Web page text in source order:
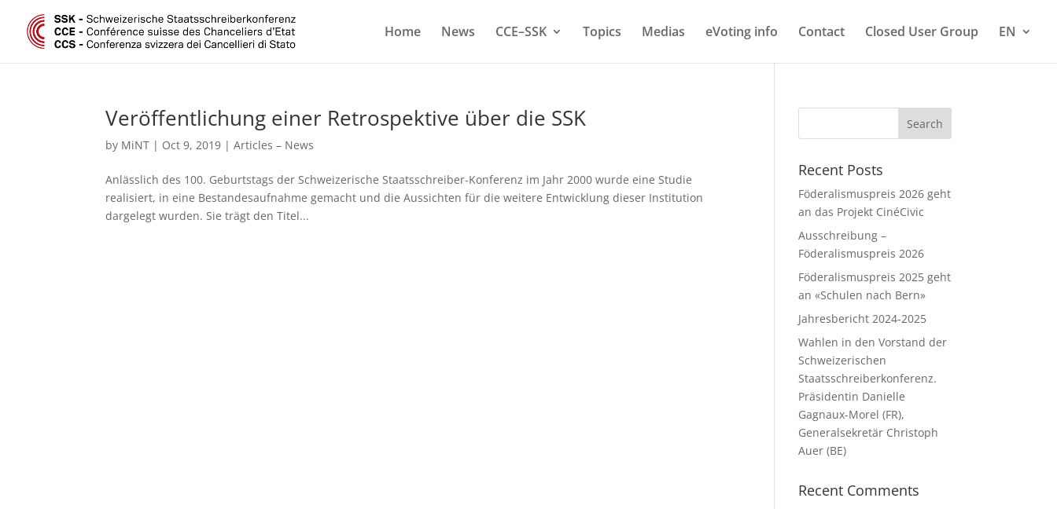
Home News CCE–SSK Topics Medias eVoting info Contact Closed User Group EN
Veröffentlichung einer Retrospektive über die SSK
by MiNT | Oct 9, 2019 |Articles – News
Anlässlich des 100. Geburtstags der Schweizerische Staatsschreiber-Konferenz im Jahr 2000 wurde eine Studie
realisiert, in eine Bestandesaufnahme gemacht und die Aussichten für die weitere Entwicklung dieser Institution
dargelegt wurden. Sie trägt den Titel...
Recent Posts
Föderalismuspreis 2026 geht
an das Projekt CinéCivic
Ausschreibung –
Föderalismuspreis 2026
Föderalismuspreis 2025 geht
an «Schulen nach Bern»
Jahresbericht 2024-2025
Wahlen in den Vorstand der
Schweizerischen
Staatsschreiberkonferenz.
Präsidentin Danielle
Gagnaux-Morel (FR),
Generalsekretär Christoph
Auer (BE)
Recent Comments